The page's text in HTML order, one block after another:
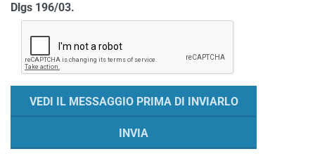
Dlgs 196/03.